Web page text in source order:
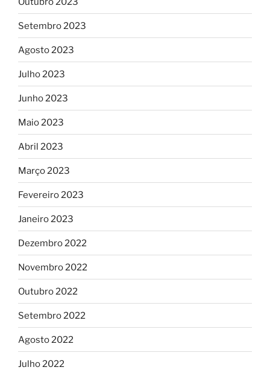
Setembro 2023
Agosto 2023
Julho 2023
Junho 2023
Maio 2023
Abril 2023
Março 2023
Fevereiro 2023
Janeiro 2023
Dezembro 2022
Novembro 2022
Outubro 2022
Setembro 2022
Agosto 2022
Julho 2022